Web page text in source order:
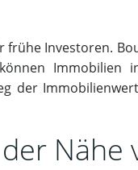
Investoren.
der
Nähe